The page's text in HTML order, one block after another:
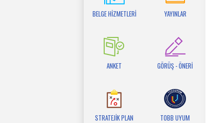
BELGE HİZMETLERİ YAYINLAR
ANKET GÖRÜŞ - ÖNERİ
STRATEJİK PLAN TOBB UYUM